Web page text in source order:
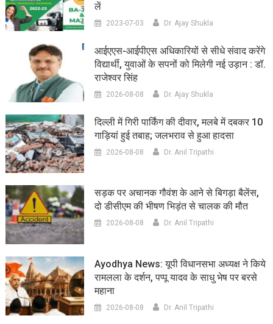
लें
2023-07-03 Dr. Ajay Shukla
आईएएस-आईपीएस अधिकारियों से सीधे संवाद करेंगे
विद्यार्थी, युवाओं के सपनों को मिलेगी नई उड़ान : डॉ.
राजेश्वर सिंह
2026-08-08 Dr. Ajay Shukla
दिल्ली में गिरी पार्किंग की दीवार, मलबे में दबकर 10
गाड़ियां हुई तबाह; जलभराव से हुआ हादसा
2026-08-08 Dr. Anil Tripathi
सड़क पर अचानक गौवंश के आने से बिगड़ा बैलेंस,
दो डीसीएम की भीषण भिड़ंत से चालक की मौत
2026-08-08 Dr. Anil Tripathi
Ayodhya News: यूपी विधानसभा अध्यक्ष ने किये
रामलला के दर्शन, पप्पू यादव के साधु भेष पर बरसे
महाना
2026-08-08 Dr. Anil Tripathi